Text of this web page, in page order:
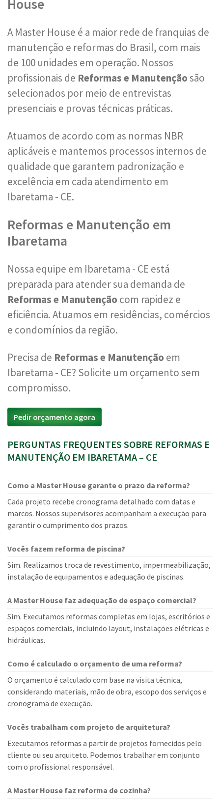
House
A Master House é a maior rede de franquias de
manutenção e reformas do Brasil, com mais
de 100 unidades em operação. Nossos
profissionais de Reformas e Manutençãosão
selecionados por meio de entrevistas
presenciais e provas técnicas práticas.
Atuamos de acordo com as normas NBR
aplicáveis e mantemos processos internos de
qualidade que garantem padronização e
excelência em cada atendimento em
Ibaretama - CE.
Reformas e Manutenção em
Ibaretama
Nossa equipe em Ibaretama - CE está
preparada para atender sua demanda de
Reformas e Manutenção com rapidez e
eficiência. Atuamos em residências, comércios
e condomínios da região.
Precisa de Reformas e Manutenção em
Ibaretama - CE? Solicite um orçamento sem
compromisso.
Pedir orçamento agora
PERGUNTAS FREQUENTES SOBRE REFORMAS E
MANUTENÇÃO EM IBARETAMA – CE
Como a Master House garante o prazo da reforma?
Cada projeto recebe cronograma detalhado com datas e
marcos. Nossos supervisores acompanham a execução para
garantir o cumprimento dos prazos.
Vocês fazem reforma de piscina?
Sim. Realizamos troca de revestimento, impermeabilização,
instalação de equipamentos e adequação de piscinas.
A Master House faz adequação de espaço comercial?
Sim. Executamos reformas completas em lojas, escritórios e
espaços comerciais, incluindo layout, instalações elétricas e
hidráulicas.
Como é calculado o orçamento de uma reforma?
O orçamento é calculado com base na visita técnica,
considerando materiais, mão de obra, escopo dos serviços e
cronograma de execução.
Vocês trabalham com projeto de arquitetura?
Executamos reformas a partir de projetos fornecidos pelo
cliente ou seu arquiteto. Podemos trabalhar em conjunto
com o profissional responsável.
A Master House faz reforma de cozinha?